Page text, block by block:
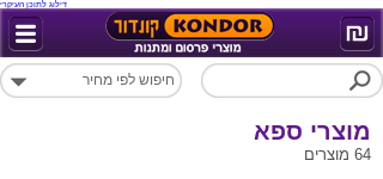
דילוג לתוכן העיקרי
מוצרי ספא
64 מוצרים